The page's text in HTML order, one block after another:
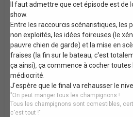
Il faut admettre que cet épisode est de
show.
Entre les raccourcis scénaristiques, les
non exploités, les idées foireuses (le
pauvre chien de garde) et la mise en
fraises (la fin sur le bateau, c'est
ça ainsi), ça commence à cocher toutes
médiocrité.
J'espère que le final va rehausser le
"On peut manger tous les champignons !
Tous les champignons sont comestibles,
c'est tout !"